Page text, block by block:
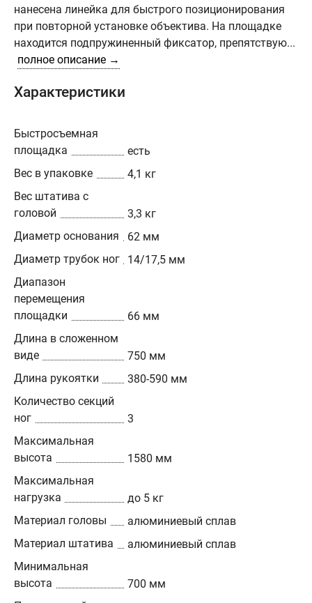
нанесена линейка для быстрого позиционирования
при повторной установке объектива. На площадке
находится подпружиненный фиксатор, препятствую...
полное описание →
Характеристики
Быстросъемная
площадка
есть
Вес в упаковке
4,1 кг
Вес штатива с
головой
3,3 кг
Диаметр основания
62 мм
Диаметр трубок ног
14/17,5 мм
Диапазон
перемещения
площадки
66 мм
Длина в сложенном
виде
750 мм
Длина рукоятки
380-590 мм
Количество секций
ног
3
Максимальная
высота
1580 мм
Максимальная
нагрузка
до 5 кг
Материал головы
алюминиевый сплав
Материал штатива
алюминиевый сплав
Минимальная
высота
700 мм